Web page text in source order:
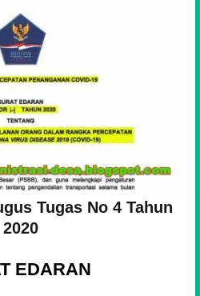
Tugas No 4 Tahun
2020
EDARAN